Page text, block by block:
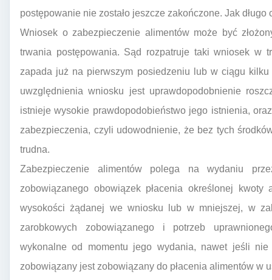
postępowanie nie zostało jeszcze zakończone. Jak
Wniosek o zabezpieczenie alimentów może być
trwania postępowania. Sąd rozpatruje taki wniosek w
zapada już na pierwszym posiedzeniu lub w ciągu
uwzględnienia wniosku jest uprawdopodobnienie
istnieje wysokie prawdopodobieństwo jego istnienia,
zabezpieczenia, czyli udowodnienie, że bez tych
trudna.
Zabezpieczenie alimentów polega na wydaniu
zobowiązanego obowiązek płacenia określonej
wysokości żądanej we wniosku lub w mniejszej, w
zarobkowych zobowiązanego i potrzeb
wykonalne od momentu jego wydania, nawet jeśli
zobowiązany jest zobowiązany do płacenia alimentów w